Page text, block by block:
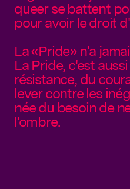
queer se battent
pour avoir le droit
La «Pride» n'a
La Pride, c'est
résistance, du
lever contre les
née du besoin de
l'ombre.